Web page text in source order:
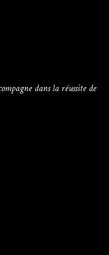
dans la réussite de